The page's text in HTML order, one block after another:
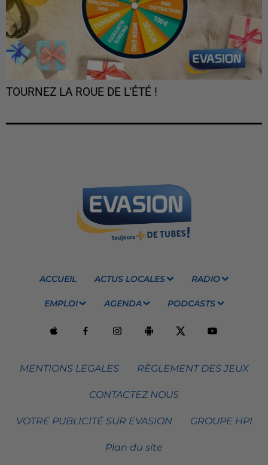
TOURNEZ LA ROUE DE L'ÉTÉ !
ACCUEIL ACTUS LOCALES RADIO
EMPLOI AGENDA PODCASTS
MENTIONS LEGALES RÈGLEMENT DES JEUX
CONTACTEZ NOUS
VOTRE PUBLICITÉ SUR EVASION GROUPE HPI
Plan du site